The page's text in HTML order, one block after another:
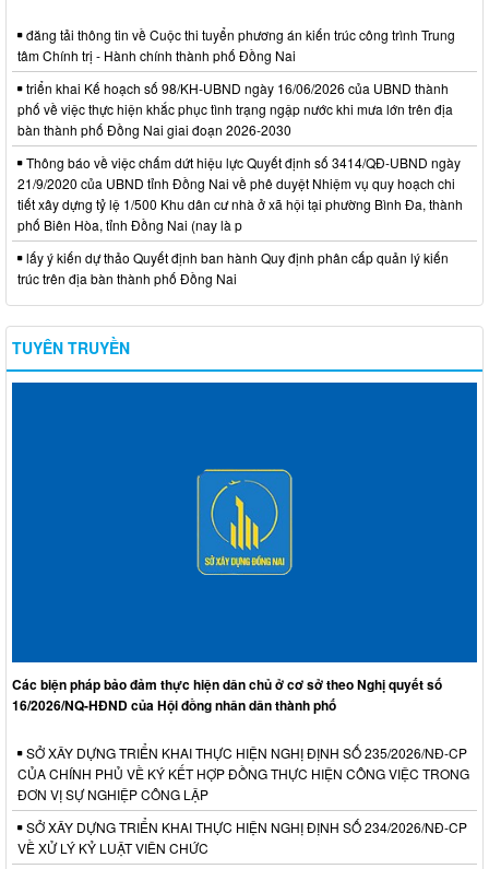
đăng tải thông tin về Cuộc thi tuyển phương án kiến trúc công trình Trung
tâm Chính trị - Hành chính thành phố Đồng Nai
triển khai Kế hoạch số 98/KH-UBND ngày 16/06/2026 của UBND thành
phố về việc thực hiện khắc phục tình trạng ngập nước khi mưa lớn trên địa
bàn thành phố Đồng Nai giai đoạn 2026-2030
Thông báo về việc chấm dứt hiệu lực Quyết định số 3414/QĐ-UBND ngày
21/9/2020 của UBND tỉnh Đồng Nai về phê duyệt Nhiệm vụ quy hoạch chi
tiết xây dựng tỷ lệ 1/500 Khu dân cư nhà ở xã hội tại phường Bình Đa, thành
phố Biên Hòa, tỉnh Đồng Nai (nay là p
lấy ý kiến dự thảo Quyết định ban hành Quy định phân cấp quản lý kiến
trúc trên địa bàn thành phố Đồng Nai
TUYÊN TRUYỀN
Các biện pháp bảo đảm thực hiện dân chủ ở cơ sở theo Nghị quyết số
16/2026/NQ-HĐND của Hội đồng nhân dân thành phố
SỞ XÂY DỰNG TRIỂN KHAI THỰC HIỆN NGHỊ ĐỊNH SỐ 235/2026/NĐ-CP
CỦA CHÍNH PHỦ VỀ KÝ KẾT HỢP ĐỒNG THỰC HIỆN CÔNG VIỆC TRONG
ĐƠN VỊ SỰ NGHIỆP CÔNG LẬP
SỞ XÂY DỰNG TRIỂN KHAI THỰC HIỆN NGHỊ ĐỊNH SỐ 234/2026/NĐ-CP
VỀ XỬ LÝ KỶ LUẬT VIÊN CHỨC